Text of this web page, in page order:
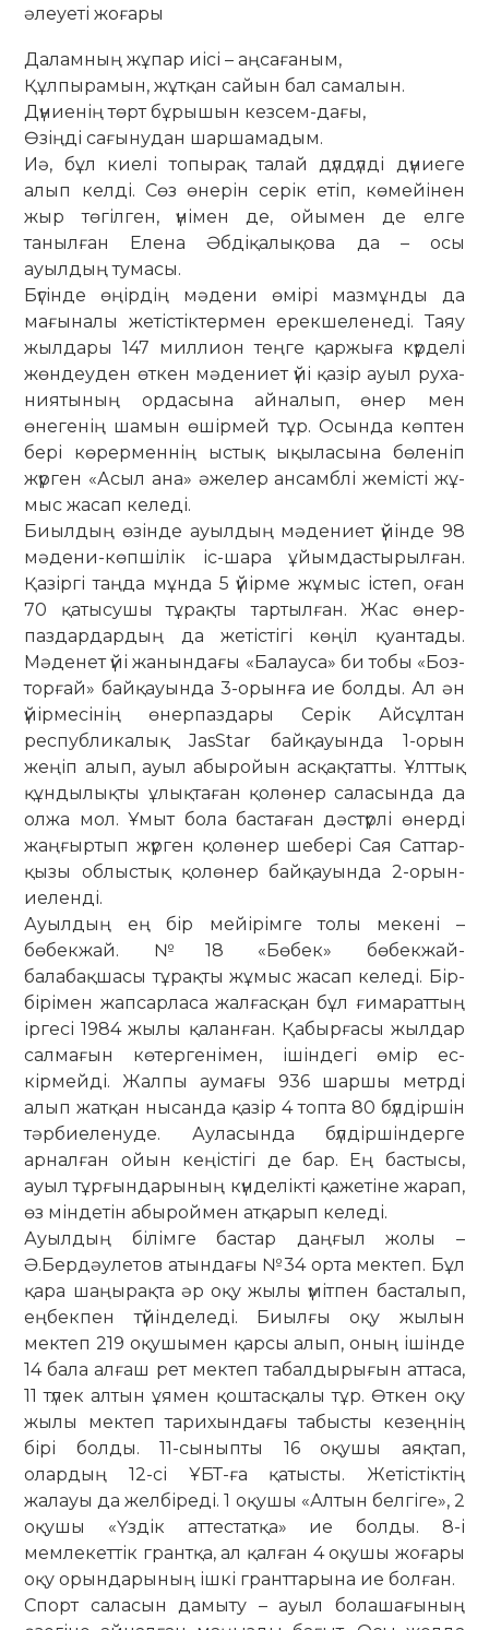
әлеуеті жоғары
Даламның жұпар иісі – аңсағаным,
Құлпырамын, жұтқан сайын бал самалын.
Дүниенің төрт бұрышын кезсем-дағы,
Өзіңді сағынудан шаршамадым.
Иә, бұл киелі топырақ талай дүл­дүл­ді дүниеге
алып келді. Сөз өнерін серік етіп, көмейінен
жыр төгілген, үні­мен де, ойымен де елге
танылған Еле­на Әбдіқалықова да – осы
ауылдың ту­ма­сы.
Бүгінде өңірдің мәдени өмірі маз­мұнды да
мағыналы жетістіктермен ерек­­шеленеді. Таяу
жылдары 147 мил­лион теңге қаржыға күрделі
жөндеуден өткен мәдениет үйі қазір ауыл руха­
ния­тының ордасына айналып, өнер мен
өнегенің шамын өшірмей тұр. Осын­­да көптен
бері көрерменнің ыс­тық ықыласына бөленіп
жүрген «Асыл ана» әжелер ансамблі жемісті жұ­
мыс жасап келеді.
Биылдың өзінде ауыл­дың мәдениет үйінде 98
мәдени-көп­шілік іс-шара ұйым­дастырылған.
Қа­зіргі таңда мұн­да 5 үйірме жұмыс іс­теп, оған
70 қа­тысушы тұрақты тар­тылған. Жас өнер­
паздардардың да жетістігі көңіл қуан­тады.
Мәденет үйі жа­нындағы «Ба­лауса» би тобы «Боз­
тор­ғай» бай­­қауында 3-орынға ие бол­ды. Ал ән
үйірмесінің өнерпаздары Се­рік Айсұлтан
республикалық JasStar бай­­қауында 1-орын
жеңіп алып, ауыл абыройын асқақтатты. Ұлт­тық
құн­дылықты ұлықтаған қолө­нер са­ла­сында да
олжа мол. Ұмыт бо­ла бас­таған дәстүрлі өнерді
жаң­ғыр­­тып жүр­ген қолөнер шебері Сая ­Сат­­тар­
қы­­зы облыстық қолөнер бай­қа­уын­­да 2-орын­
иеленді.
Ауылдың ең бір мейірімге толы ме­кені –
бөбекжай. №18 «Бөбек» бөбек­жай-
балабақшасы тұрақты жұмыс жа­­сап келеді. Бір-
бірімен жапсарласа жал­ғасқан бұл ғимараттың
іргесі 1984 жы­лы қаланған. Қабырғасы жылдар
сал­мағын көтергенімен, ішіндегі өмір ес­
кірмейді. Жалпы аумағы 936 шаршы метрді
алып жатқан нысанда қазір 4 топта 80 бүлдіршін
тәрбиеленуде. Ауласында бүлдіршіндерге
арналған ойын кеңістігі де бар. Ең бастысы,
ауыл тұрғындарының күнделікті қажетіне жа­рап,
өз міндетін абыроймен атқарып ке­леді.
Ауылдың білімге бастар даңғыл жолы –
Ә.Бердәулетов атындағы №34 орта мек­теп. Бұл
қара шаңырақта әр оқу жылы үмітпен басталып,
еңбекпен түйін­деледі. Биылғы оқу жылын
мектеп 219 оқушымен қарсы алып, оның ішін­де
14 бала алғаш рет мектеп табал­дырығын аттаса,
11 түлек алтын ұя­мен қоштасқалы тұр. Өткен оқу
жылы мектеп тарихындағы табысты кезеңнің
бірі болды. 11-сыныпты 16 оқушы аяқ­тап,
олардың 12-сі ҰБТ-ға қатысты. Жетістіктің
жалауы да жел­біреді. 1 оқу­шы «Алтын белгіге», 2
оқушы «Үздік аттестатқа» ие болды. 8-і
мемлекеттік грантқа, ал қалған 4 оқу­шы жоғары
оқу орындарының ішкі грант­тарына ие болған.
Спорт саласын дамыту – ауыл бола­ша­ғының